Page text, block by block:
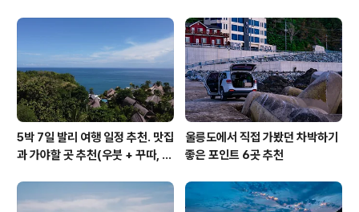
5박 7일 발리 여행 일정 추천. 맛집
과 가야할 곳 추천(우붓 + 꾸따, 세
울릉도에서 직접 가봤던 차박하기
좋은 포인트 6곳 추천